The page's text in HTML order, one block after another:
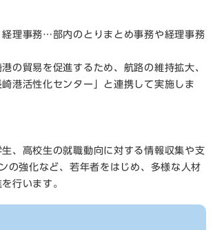
経理事務…部内のとりまとめ事務や経理事務
の貿易を促進するため、航路の維持拡大、
港活性化センター」と連携して実施しま
、高校生の就職動向に対する情報収集や支
の強化など、若年者をはじめ、多様な人材
行います。